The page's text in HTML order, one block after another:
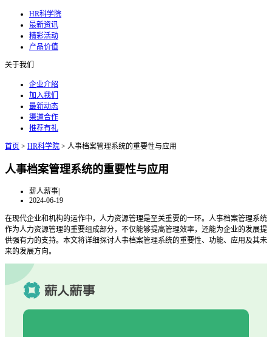
HR科学院
最新资讯
精彩活动
产品价值
关于我们
企业介绍
加入我们
最新动态
渠道合作
推荐有礼
首页 > HR科学院 > 人事档案管理系统的重要性与应用
人事档案管理系统的重要性与应用
薪人薪事|
2024-06-19
在现代企业和机构的运作中，人力资源管理是至关重要的一环。人事档案管理系统
作为人力资源管理的重要组成部分，不仅能够提高管理效率，还能为企业的发展提
供强有力的支持。本文将详细探讨人事档案管理系统的重要性、功能、应用及其未
来的发展方向。